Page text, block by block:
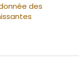
des